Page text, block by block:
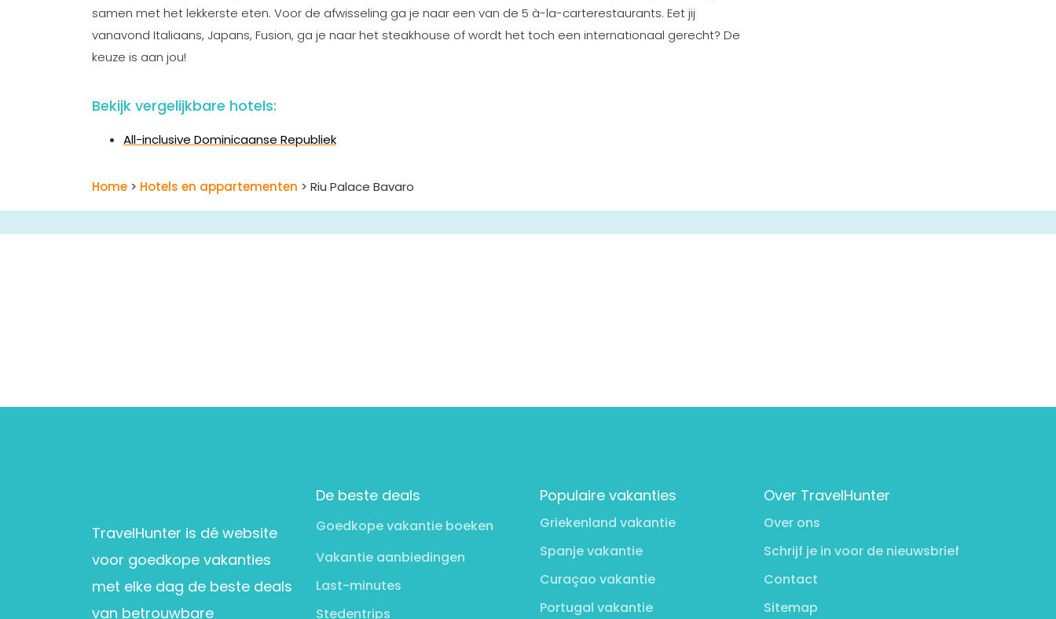
samen met het lekkerste eten. Voor de afwisseling ga je naar een van de 5 à-la-carterestaurants. Eet jij
vanavond Italiaans, Japans, Fusion, ga je naar het steakhouse of wordt het toch een internationaal gerecht? De
keuze is aan jou!
Bekijk vergelijkbare hotels:
All-inclusive Dominicaanse Republiek
Home > Hotels en appartementen > Riu Palace Bavaro
TravelHunter is dé website
voor goedkope vakanties
met elke dag de beste deals
van betrouwbare
De beste deals
Goedkope vakantie boeken
Vakantie aanbiedingen
Last-minutes
Stedentrips
Populaire vakanties
Griekenland vakantie
Spanje vakantie
Curaçao vakantie
Portugal vakantie
Over TravelHunter
Over ons
Schrijf je in voor de nieuwsbrief
Contact
Sitemap